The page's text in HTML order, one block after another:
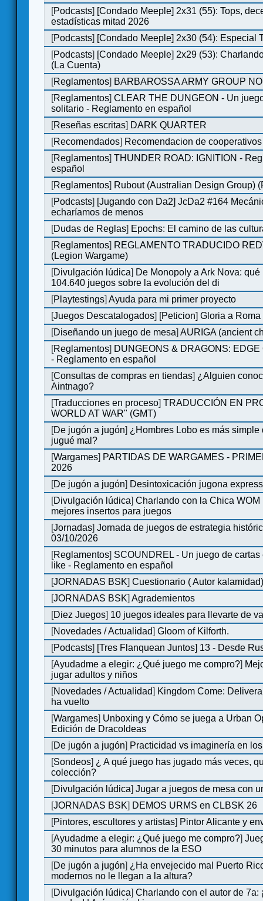
[Podcasts] [Condado Meeple] 2x31 (55): Tops,
estadísticas mitad 2026
[Podcasts] [Condado Meeple] 2x30 (54): Especial
[Podcasts] [Condado Meeple] 2x29 (53):
(La Cuenta)
[Reglamentos] BARBAROSSA ARMY GROUP
[Reglamentos]CLEAR THE DUNGEON - Un
solitario - Reglamento en español
[Reseñas escritas] DARK QUARTER
[Recomendados] Recomendacion de
[Reglamentos]THUNDER ROAD: IGNITION -
español
[Reglamentos] Rubout (Australian Design Group)
[Podcasts] [Jugando con Da2] JcDa2 #164
echaríamos de menos
[Dudas de Reglas] Epochs: El camino de las
[Reglamentos] REGLAMENTO TRADUCIDO
(Legion Wargame)
[Divulgación lúdica] De Monopoly a Ark Nova:
104.640 juegos sobre la evolución del di
[Playtestings]Ayuda para mi primer proyecto
[Juegos Descatalogados] [Peticion] Gloria a Roma
[Diseñando un juego de mesa]AURIGA (ancient
[Reglamentos] DUNGEONS & DRAGONS:
- Reglamento en español
[Consultas de compras en tiendas] ¿Alguien
Aintnago?
[Traducciones en proceso]TRADUCCIÓN EN
WORLD AT WAR" (GMT)
[De jugón a jugón] ¿Hombres Lobo es más simple
jugué mal?
[Wargames] PARTIDAS DE WARGAMES -
2026
[De jugón a jugón] Desintoxicación jugona express
[Divulgación lúdica]Charlando con la Chica WOM
mejores insertos para juegos
[Jornadas]Jornada de juegos de estrategia
03/10/2026
[Reglamentos] SCOUNDREL - Un juego de
like - Reglamento en español
[JORNADAS BSK]Cuestionario ( Autor
[JORNADAS BSK]Agrademientos
[Diez Juegos] 10 juegos ideales para llevarte de
[Novedades / Actualidad]Gloom of Kilforth.
[Podcasts] [Tres Flanquean Juntos] 13 - Desde
[Ayudadme a elegir: ¿Qué juego me compro?]
jugar adultos y niños
[Novedades / Actualidad] Kingdom Come:
ha vuelto
[Wargames] Unboxing y Cómo se juega a Urban
Edición de DracoIdeas
[De jugón a jugón] Practicidad vs imaginería en
[Sondeos] ¿ A qué juego has jugado más veces,
colección?
[Divulgación lúdica]Jugar a juegos de mesa con
[JORNADAS BSK] DEMOS URMS en CLBSK 26
[Pintores, escultores y artistas] Pintor Alicante y
[Ayudadme a elegir: ¿Qué juego me compro?]
30 minutos para alumnos de la ESO
[De jugón a jugón] ¿Ha envejecido mal Puerto
modernos no le llegan a la altura?
[Divulgación lúdica]Charlando con el autor de 7a: